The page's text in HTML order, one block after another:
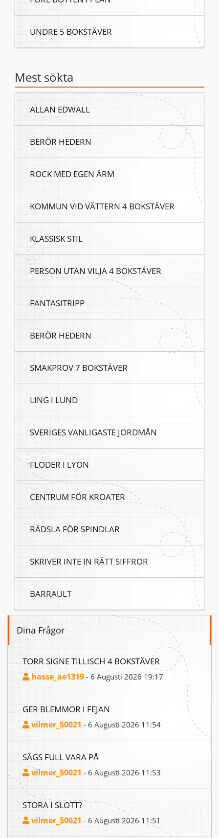
UNDRE 5 BOKSTÄVER
Mest sökta
ALLAN EDWALL
BERÖR HEDERN
ROCK MED EGEN ÄRM
KOMMUN VID VÄTTERN 4 BOKSTÄVER
KLASSISK STIL
PERSON UTAN VILJA 4 BOKSTÄVER
FANTASITRIPP
BERÖR HEDERN
SMAKPROV 7 BOKSTÄVER
LING I LUND
SVERIGES VANLIGASTE JORDMÅN
FLODER I LYON
CENTRUM FÖR KROATER
RÄDSLA FÖR SPINDLAR
SKRIVER INTE IN RÄTT SIFFROR
BARRAULT
Dina Frågor
TORR SIGNE TILLISCH 4 BOKSTÄVER
hasse_ae1319 - 6 Augusti 2026 19:17
GER BLEMMOR I FEJAN
vilmer_50021 - 6 Augusti 2026 11:54
SÄGS FULL VARA PÅ
vilmer_50021 - 6 Augusti 2026 11:53
STORA I SLOTT?
vilmer_50021 - 6 Augusti 2026 11:51